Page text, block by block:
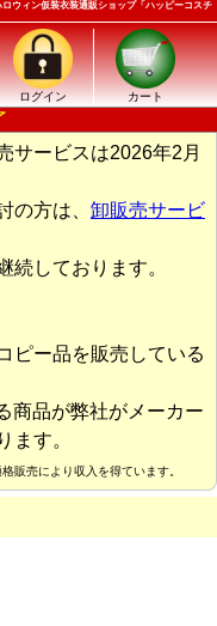
ウィン仮装衣装通販ショップ「ハッピーコスチ
ログイン カート
サービスは2026年2月
の方は、 卸販売サービ
続しております。
ピー品を販売している
商品が弊社がメーカー
ます。
販売により収入を得ています。